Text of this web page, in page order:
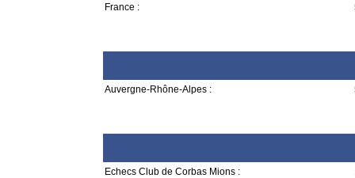
France :
Auvergne-Rhône-Alpes :
Echecs Club de Corbas Mions :